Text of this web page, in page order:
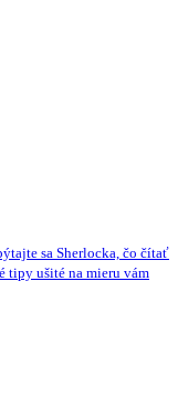
sa Sherlocka, čo čítať
tipy ušité na mieru vám